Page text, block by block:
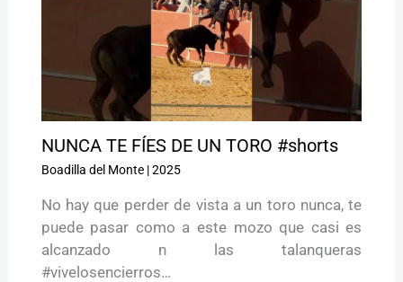
NUNCA TE FÍES DE UN TORO #shorts
Boadilla del Monte|2025
No hay que perder de vista a un toro nunca, te
puede pasar como a este mozo que casi es
alcanzado n las talanqueras
#vivelosencierros…